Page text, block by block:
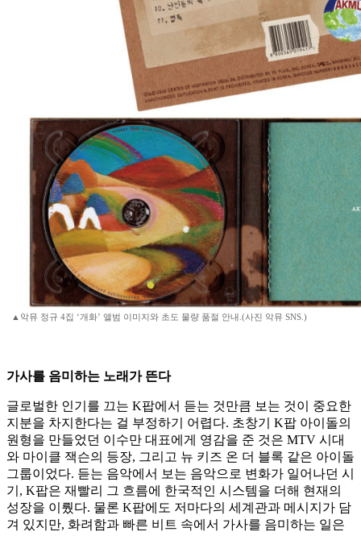
▲악뮤 정규 4집 ‘개화’ 앨범 이미지와 초도 물량 품절 안내.(사진 악뮤 SNS.)
가사를 음미하는 노래가 뜬다
글로벌한 인기를 끄는 K팝에서 듣는 것만큼 보는 것이 중요한
지분을 차지한다는 걸 부정하기 어렵다. 초창기 K팝 아이돌의
원형을 만들었던 이수만 대표에게 영감을 준 것은 MTV 시대
와 마이클 잭슨의 등장, 그리고 뉴 키즈 온 더 블록 같은 아이돌
그룹이었다. 듣는 음악에서 보는 음악으로 변화가 일어나던 시
기, K팝은 재빨리 그 흐름에 한국적인 시스템을 더해 현재의
성장을 이뤘다. 물론 K팝에도 저마다의 세계관과 메시지가 담
겨 있지만, 화려함과 빠른 비트 속에서 가사를 음미하는 일은